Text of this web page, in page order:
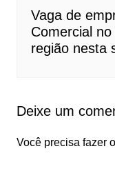
Vaga de
Comercial
região nesta
Deixe um
Você precisa fazer o